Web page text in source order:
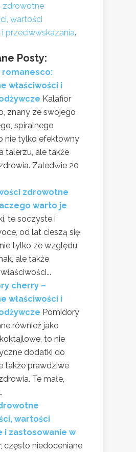
zdrowotne
wartości
przeciwwskazania.
Posty:
romanesco:
właściwości i
Kalafior
znany ze swojego
spiralnego
nie tylko efektowny
talerzu, ale także
Zaledwie 20
zdrowotne
warto je
te soczyste i
od lat cieszą się
tylko ze względu
ale także
cherry –
właściwości i
Pomidory
również jako
to nie
dodatki do
także prawdziwe
Te małe,
wartości
i zastosowanie w
często niedoceniane